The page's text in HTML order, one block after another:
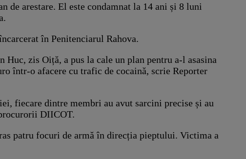
de arestare. El este condamnat la 14 ani și 8 luni
în Penitenciarul Rahova.
zis Oiță, a pus la cale un plan pentru a-l asasina
într-o afacere cu trafic de cocaină, scrie Reporter
fiecare dintre membri au avut sarcini precise și au
DIICOT.
patru focuri de armă în direcția pieptului. Victima a